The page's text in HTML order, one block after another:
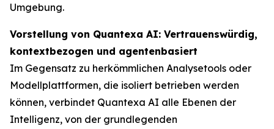
Umgebung.
Vorstellung von Quantexa AI: Vertrauenswürdig,
kontextbezogen und agentenbasiert
Im Gegensatz zu herkömmlichen Analysetools oder
Modellplattformen, die isoliert betrieben werden
können, verbindet Quantexa AI alle Ebenen der
Intelligenz, von der grundlegenden